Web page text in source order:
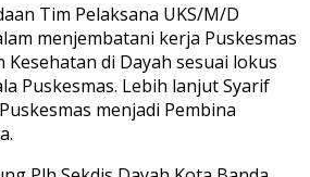
Tim Pelaksana UKS/M/D
menjembatani kerja Puskesmas
Kesehatan di Dayah sesuai lokus
Puskesmas. Lebih lanjut Syarif
menjadi Pembina